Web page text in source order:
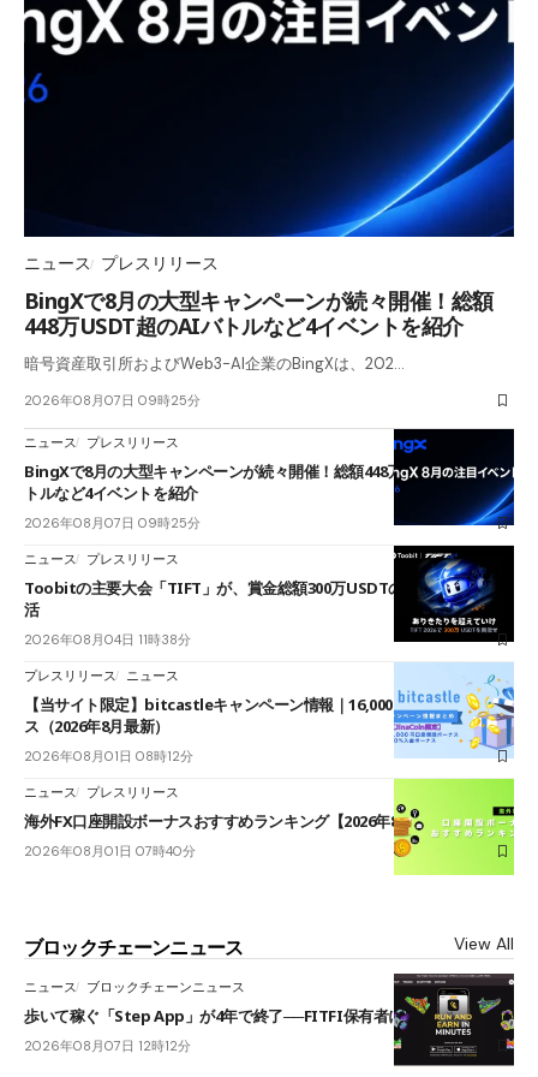
ニュース プレスリリース
BingXで8月の大型キャンペーンが続々開催！総額
448万USDT超のAIバトルなど4イベントを紹介
暗号資産取引所およびWeb3-AI企業のBingXは、202…
2026年08月07日 09時25分
ニュース プレスリリース
BingXで8月の大型キャンペーンが続々開催！総額448万USDT超のAIバ
トルなど4イベントを紹介
2026年08月07日 09時25分
ニュース プレスリリース
Toobitの主要大会「TIFT」が、賞金総額300万USDTのレースとして復
活
2026年08月04日 11時38分
プレスリリース ニュース
【当サイト限定】bitcastleキャンペーン情報｜16,000円口座開設ボーナ
ス（2026年8月最新）
2026年08月01日 08時12分
ニュース プレスリリース
海外FX口座開設ボーナスおすすめランキング【2026年8月最新】
2026年08月01日 07時40分
ブロックチェーンニュース View All
ニュース ブロックチェーンニュース
歩いて稼ぐ「Step App」が4年で終了──FITFI保有者に対応呼びかけ
2026年08月07日 12時12分